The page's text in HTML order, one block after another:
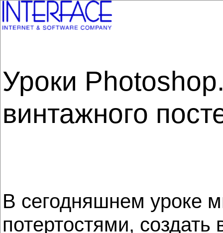
Уроки
винтажного
В сегодняшнем уроке
потертостями,